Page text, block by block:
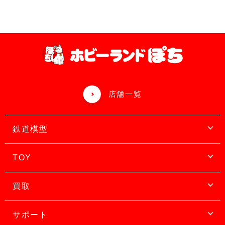
店舗一覧
鉄道模型
TOY
買取
サポート